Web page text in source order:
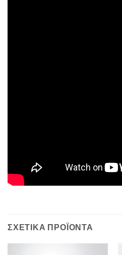
ΣΧΕΤΙΚΆ ΠΡΟΪΌΝΤΑ